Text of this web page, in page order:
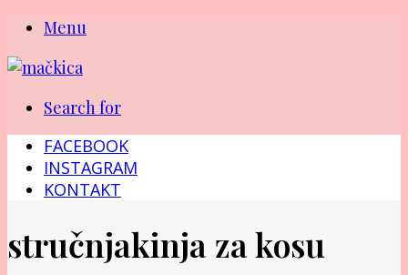
Menu
Search for
FACEBOOK
INSTAGRAM
KONTAKT
stručnjakinja za kosu